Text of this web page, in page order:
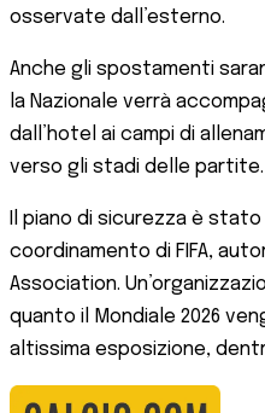
osservate dall’esterno.
Anche gli spostamenti
la Nazionale verrà
dall’hotel ai campi di
verso gli stadi delle partite.
Il piano di sicurezza è
coordinamento di FIFA,
Association.
quanto il Mondiale 2026
altissima esposizione,